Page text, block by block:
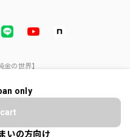
の世界】
only
いの方向け
質問する